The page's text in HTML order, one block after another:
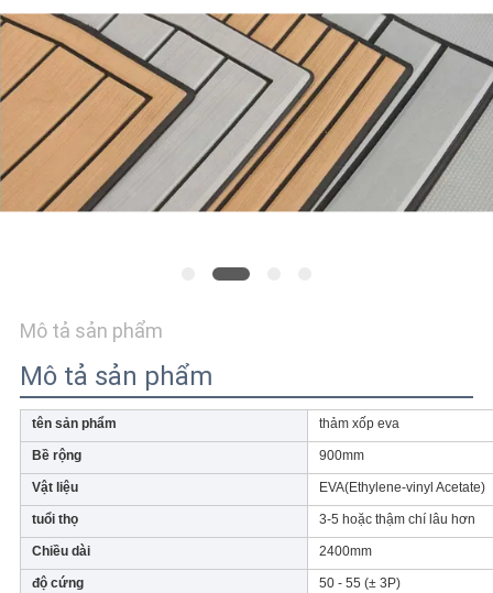
SOÁT
CHẤT
LƯỢNG
LIÊN
HỆ
TIN
TỨC
YÊU
CẦU
BÁO
GIÁ
Mô tả sản phẩm
Mô tả sản phẩm
tên sản phẩm thảm xốp eva
Bề rộng 900mm
Vật liệu EVA(Ethylene-vinyl Acetate)
tuổi thọ 3-5 hoặc thậm chí lâu hơn
Chiều dài 2400mm
độ cứng 50 - 55 (± 3P)